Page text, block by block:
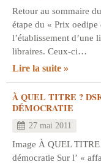
Retour au sommaire
étape du « Prix oedipe
l’établissement d’une
libraires. Ceux-ci…
Lire la suite
À QUEL TITRE ?
DÉMOCRATIE
27 mai 2011
Image À QUEL
démocratie Sur l’ «